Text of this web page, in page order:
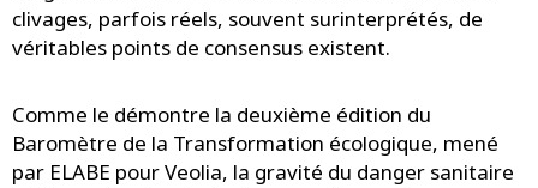
clivages, parfois réels, souvent surinterprétés, de
véritables points de consensus existent.
Comme le démontre la deuxième édition du
Baromètre de la Transformation écologique, mené
par ELABE pour Veolia, la gravité du danger sanitaire